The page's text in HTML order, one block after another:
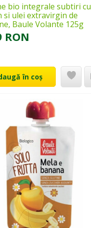
bio integrale subtiri cu
si ulei extravirgin de
Baule Volante 125g
RON
în coș